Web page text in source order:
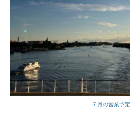
７月の営業予定